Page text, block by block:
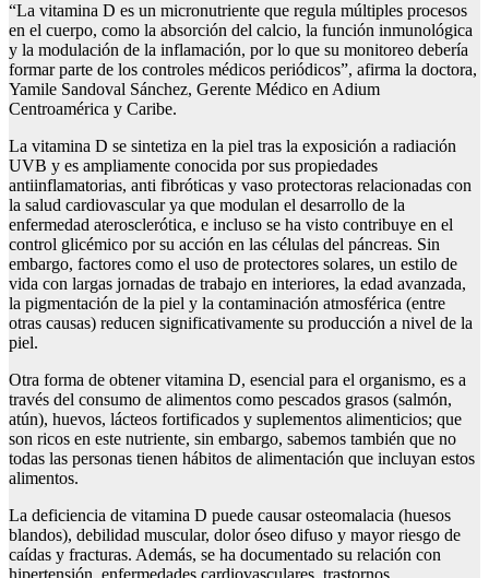
“La vitamina D es un micronutriente que regula múltiples procesos
en el cuerpo, como la absorción del calcio, la función inmunológica
y la modulación de la inflamación, por lo que su monitoreo debería
formar parte de los controles médicos periódicos”, afirma la doctora,
Yamile Sandoval Sánchez, Gerente Médico en Adium
Centroamérica y Caribe.
La vitamina D se sintetiza en la piel tras la exposición a radiación
UVB y es ampliamente conocida por sus propiedades
antiinflamatorias, anti fibróticas y vaso protectoras relacionadas con
la salud cardiovascular ya que modulan el desarrollo de la
enfermedad aterosclerótica, e incluso se ha visto contribuye en el
control glicémico por su acción en las células del páncreas. Sin
embargo, factores como el uso de protectores solares, un estilo de
vida con largas jornadas de trabajo en interiores, la edad avanzada,
la pigmentación de la piel y la contaminación atmosférica (entre
otras causas) reducen significativamente su producción a nivel de la
piel.
Otra forma de obtener vitamina D, esencial para el organismo, es a
través del consumo de alimentos como pescados grasos (salmón,
atún), huevos, lácteos fortificados y suplementos alimenticios; que
son ricos en este nutriente, sin embargo, sabemos también que no
todas las personas tienen hábitos de alimentación que incluyan estos
alimentos.
La deficiencia de vitamina D puede causar osteomalacia (huesos
blandos), debilidad muscular, dolor óseo difuso y mayor riesgo de
caídas y fracturas. Además, se ha documentado su relación con